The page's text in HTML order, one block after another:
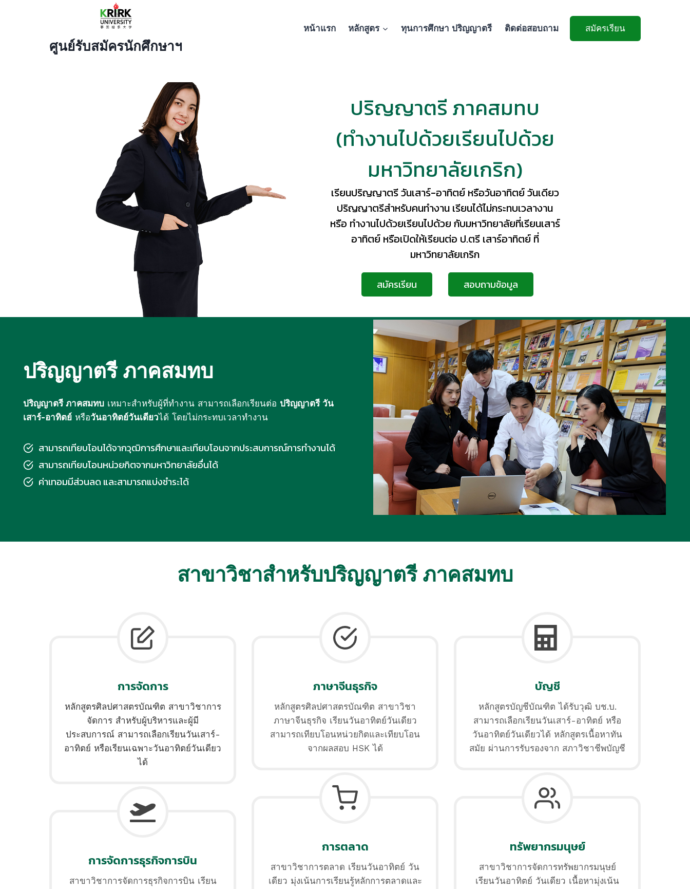
ศูนย์รับสมัครนักศึกษาฯ
หน้าแรก หลักสูตร ทุนการศึกษา ปริญญาตรี ติดต่อสอบถาม สมัครเรียน
ปริญญาตรี ภาคสมทบ
(ทำงานไปด้วยเรียนไปด้วย
มหาวิทยาลัยเกริก)
เรียนปริญญาตรี วันเสาร์-อาทิตย์ หรือวันอาทิตย์ วันเดียว
ปริญญาตรีสำหรับคนทำงาน เรียนได้ไม่กระทบเวลางาน
หรือ ทํางานไปด้วยเรียนไปด้วย กับมหาวิทยาลัยที่เรียนเสาร์
อาทิตย์ หรือเปิดให้เรียนต่อ ป.ตรี เสาร์อาทิตย์ ที่
มหาวิทยาลัยเกริก
สมัครเรียน สอบถามข้อมูล
ปริญญาตรี ภาคสมทบ
ปริญญาตรี ภาคสมทบ เหมาะสำหรับผู้ที่ทำงาน สามารถเลือกเรียนต่อ ปริญญาตรี วัน
เสาร์-อาทิตย์ หรือวันอาทิตย์วันเดียวได้ โดยไม่กระทบเวลาทำงาน
สามารถเทียบโอนได้จากวุฒิการศึกษาและเทียบโอนจากประสบการณ์การทำงานได้
สามารถเทียบโอนหน่วยกิตจากมหาวิทยาลัยอื่นได้
ค่าเทอมมีส่วนลด และสามารถแบ่งชำระได้
สาขาวิชาสำหรับปริญญาตรี ภาคสมทบ
การจัดการ
หลักสูตรศิลปศาสตรบัณฑิต สาขาวิชาการ
จัดการ สำหรับผู้บริหารและผู้มี
ประสบการณ์ สามารถเลือกเรียนวันเสาร์-
อาทิตย์ หรือเรียนเฉพาะวันอาทิตย์วันเดียว
ได้
การจัดการธุรกิจการบิน
สาขาวิชาการจัดการธุรกิจการบิน เรียน
ภาษาจีนธุรกิจ
หลักสูตรศิลปศาสตรบัณฑิต สาขาวิชา
ภาษาจีนธุรกิจ เรียนวันอาทิตย์วันเดียว
สามารถเทียบโอนหน่วยกิตและเทียบโอน
จากผลสอบ HSK ได้
การตลาด
สาขาวิชาการตลาด เรียนวันอาทิตย์ วัน
เดียว มุ่งเน้นการเรียนรู้หลักการตลาดและ
บัญชี
หลักสูตรบัญชีบัณฑิต ได้รับวุฒิ บช.บ.
สามารถเลือกเรียนวันเสาร์-อาทิตย์ หรือ
วันอาทิตย์วันเดียวได้ หลักสูตรเนื้อหาทัน
สมัย ผ่านการรับรองจาก สภาวิชาชีพบัญชี
ทรัพยากรมนุษย์
สาขาวิชาการจัดการทรัพยากรมนุษย์
เรียนวันอาทิตย์ วันเดียว เนื้อหามุ่งเน้น